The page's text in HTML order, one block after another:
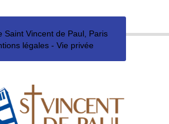
Saint Vincent de Paul, Paris
légales- Vie privée